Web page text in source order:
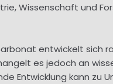
Wissenschaft und
entwickelt sich
es jedoch an
Entwicklung kann zu